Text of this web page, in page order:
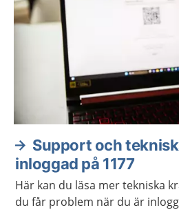
Support och
inloggad på 1177
Här kan du läsa mer tekniska
du får problem när du är